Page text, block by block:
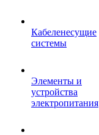
Кабеленесущие
системы
Элементы и
устройства
электропитания